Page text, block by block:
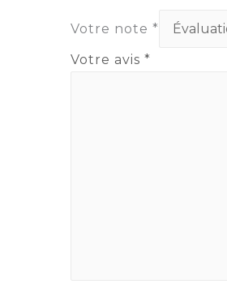
Votre note *
Votre avis *